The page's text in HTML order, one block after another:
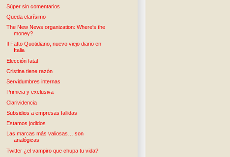
Súper sin comentarios
Queda clarísimo
The New News organization: Where's the
money?
Il Fatto Quotidiano, nuevo viejo diario en
Italia
Elección fatal
Cristina tiene razón
Servidumbres internas
Primicia y exclusiva
Clarividencia
Subsidios a empresas fallidas
Estamos jodidos
Las marcas más valiosas… son
analógicas
Twitter ¿el vampiro que chupa tu vida?